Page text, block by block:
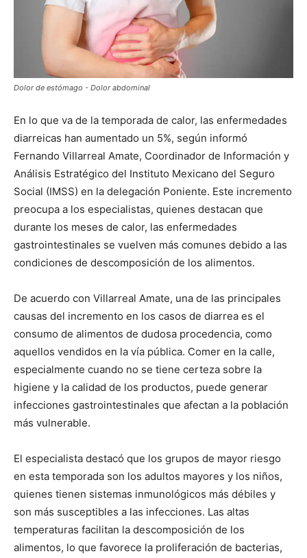
Dolor de estómago - Dolor abdominal
En lo que va de la temporada de calor, las enfermedades
diarreicas han aumentado un 5%, según informó
Fernando Villarreal Amate, Coordinador de Información y
Análisis Estratégico del Instituto Mexicano del Seguro
Social (IMSS) en la delegación Poniente. Este incremento
preocupa a los especialistas, quienes destacan que
durante los meses de calor, las enfermedades
gastrointestinales se vuelven más comunes debido a las
condiciones de descomposición de los alimentos.
De acuerdo con Villarreal Amate, una de las principales
causas del incremento en los casos de diarrea es el
consumo de alimentos de dudosa procedencia, como
aquellos vendidos en la vía pública. Comer en la calle,
especialmente cuando no se tiene certeza sobre la
higiene y la calidad de los productos, puede generar
infecciones gastrointestinales que afectan a la población
más vulnerable.
El especialista destacó que los grupos de mayor riesgo
en esta temporada son los adultos mayores y los niños,
quienes tienen sistemas inmunológicos más débiles y
son más susceptibles a las infecciones. Las altas
temperaturas facilitan la descomposición de los
alimentos, lo que favorece la proliferación de bacterias,